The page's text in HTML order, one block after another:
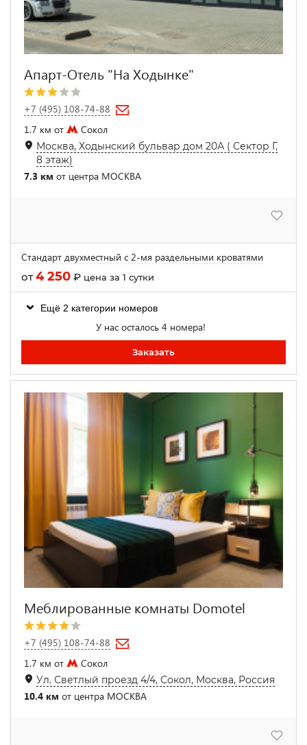
Апарт-Отель "На Ходынке"
+7 (495) 108-74-88
1.7 км от
Сокол
Москва, Ходынский бульвар дом 20А ( Сектор Г,
8 этаж)
7.3 км от центра МОСКВА
Стандарт двухместный с 2-мя раздельными кроватями
от4 250 ₽ цена за 1 сутки
Ещё 2 категории номеров
У нас осталось 4 номера!
Заказать
Меблированные комнаты Domotel
+7 (495) 108-74-88
1.7 км от
Сокол
Ул. Светлый проезд 4/4, Сокол, Москва, Россия
10.4 км от центра МОСКВА